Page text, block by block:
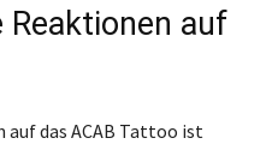
auf
das ACAB Tattoo ist